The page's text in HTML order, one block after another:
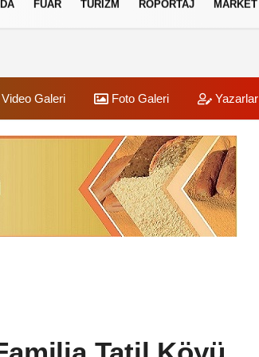
FUAR TURIZM RÖPORTAJ MARKET
Galeri Foto Galeri Yazarlar